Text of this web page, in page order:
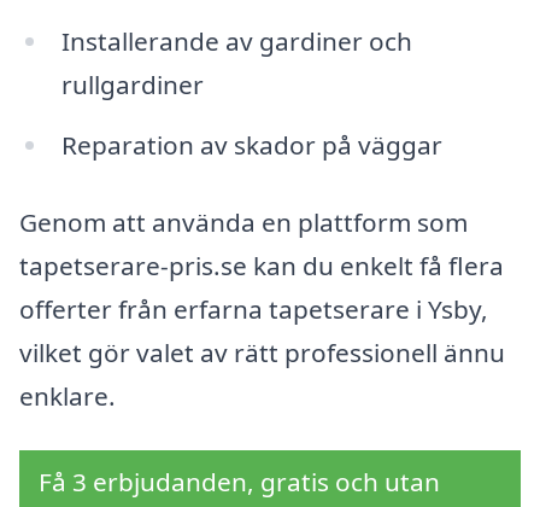
Installerande av gardiner och
rullgardiner
Reparation av skador på väggar
Genom att använda en plattform som
tapetserare-pris.se kan du enkelt få flera
offerter från erfarna tapetserare i Ysby,
vilket gör valet av rätt professionell ännu
enklare.
Få 3 erbjudanden, gratis och utan